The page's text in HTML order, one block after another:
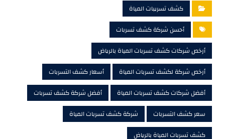
كشف تسريبات المياة
أحسن شركة كشف تسربات
أرخص شركات كشف تسربات المياة بالرياض
أرخص شركة لكشف تسربات المياة
أسعار كشف التسربات
أفضل شركات كشف تسربات المياة
أفضل شركة كشف تسربات
سعر كشف التسربات
شركة كشف تسربات المياة
كشف تسربات المياة بالرياض